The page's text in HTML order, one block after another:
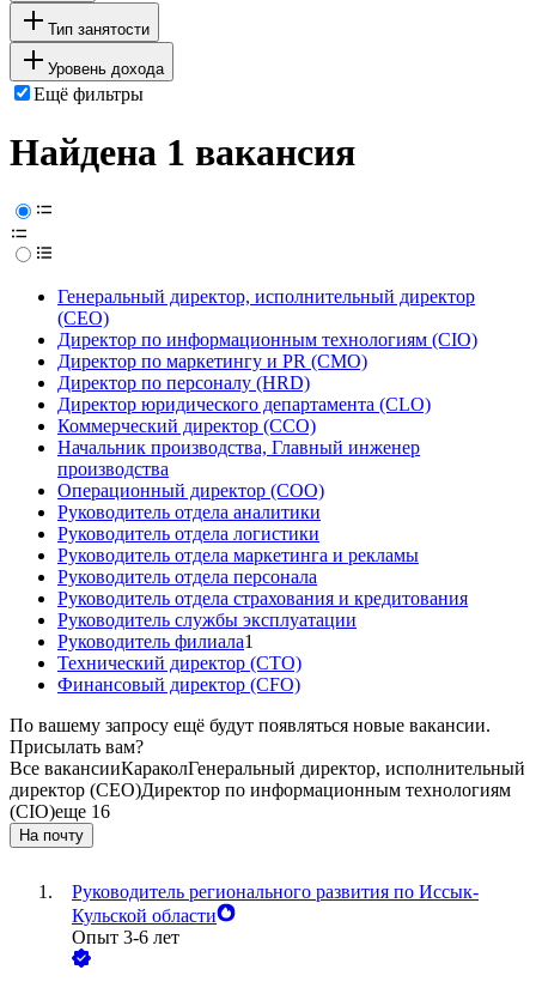
Тип занятости
Уровень дохода
Ещё фильтры
Найдена 1 вакансия
Генеральный директор, исполнительный директор
(CEO)
Директор по информационным технологиям (CIO)
Директор по маркетингу и PR (CMO)
Директор по персоналу (HRD)
Директор юридического департамента (CLO)
Коммерческий директор (CCO)
Начальник производства, Главный инженер
производства
Операционный директор (COO)
Руководитель отдела аналитики
Руководитель отдела логистики
Руководитель отдела маркетинга и рекламы
Руководитель отдела персонала
Руководитель отдела страхования и кредитования
Руководитель службы эксплуатации
Руководитель филиала1
Технический директор (CTO)
Финансовый директор (CFO)
По вашему запросу ещё будут появляться новые вакансии.
Присылать вам?
Все вакансииКараколГенеральный директор, исполнительный
директор (CEO)Директор по информационным технологиям
(CIO)еще 16
На почту
Руководитель регионального развития по Иссык-
Кульской области
Опыт 3-6 лет